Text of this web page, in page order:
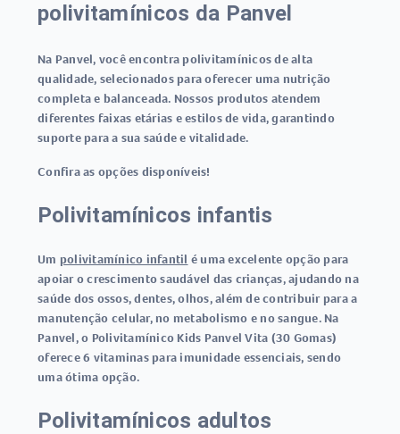
polivitamínicos da Panvel
Na Panvel, você encontra polivitamínicos de alta
qualidade, selecionados para oferecer uma nutrição
completa e balanceada. Nossos produtos atendem
diferentes faixas etárias e estilos de vida, garantindo
suporte para a sua saúde e vitalidade.
Confira as opções disponíveis!
Polivitamínicos infantis
Um polivitamínico infantil é uma excelente opção para
apoiar o crescimento saudável das crianças, ajudando na
saúde dos ossos, dentes, olhos, além de contribuir para a
manutenção celular, no metabolismo e no sangue. Na
Panvel, o Polivitamínico Kids Panvel Vita (30 Gomas)
oferece 6 vitaminas para imunidade essenciais, sendo
uma ótima opção.
Polivitamínicos adultos